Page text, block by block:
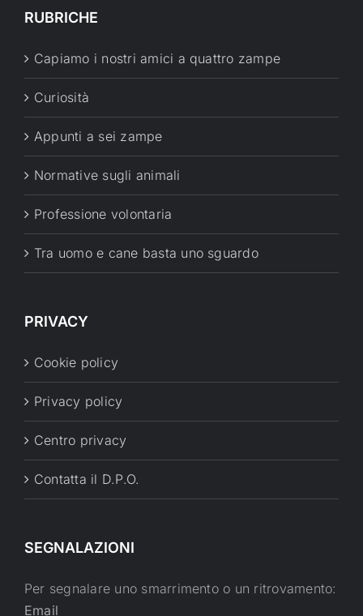
RUBRICHE
Capiamo i nostri amici a quattro zampe
Curiosità
Appunti a sei zampe
Normative sugli animali
Professione volontaria
Tra uomo e cane basta uno sguardo
PRIVACY
Cookie policy
Privacy policy
Centro privacy
Contatta il D.P.O.
SEGNALAZIONI
Per segnalare uno smarrimento o un ritrovamento:
Email